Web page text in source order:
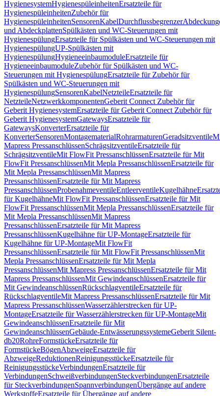
HygienesystemHygienespüleinheitenErsatzteile für
HygienespüleinheitenZubehör für
HygienespüleinheitenSensorenKabelDurchflussbegrenzer
und AbdeckplattenSpülkästen und WC-Steuerungen mit
HygienespülungErsatzteile für Spülkästen und WC-Steuerungen mit
HygienespülungUP-Spülkästen mit
HygienespülungHygieneeinbaumoduleErsatzteile für
HygieneeinbaumoduleZubehör für Spülkästen und WC-
Steuerungen mit HygienespülungErsatzteile für Zubehör für
Spülkästen und WC-Steuerungen mit
HygienespülungSensorenKabelNetzteileErsatzteile für
NetzteileNetzwerkkomponentenGeberit Connect Zubehör für
Geberit HygienesystemErsatzteile für Geberit Connect Zubehör für
Geberit HygienesystemGatewaysErsatzteile für
GatewaysKonverterErsatzteile für
KonverterSensorenMontagematerialRohrarmaturenGeradsitzventile
Mapress PressanschlüssenSchrägsitzventileErsatzteile für
SchrägsitzventileMit FlowFit PressanschlüssenErsatzteile für Mit
FlowFit PressanschlüssenMit Mepla PressanschlüssenErsatzteile für
Mit Mepla PressanschlüssenMit Mapress
PressanschlüssenErsatzteile für Mit Mapress
PressanschlüssenProbenahmeventileEntleerventileKugelhähne
für KugelhähneMit FlowFit PressanschlüssenErsatzteile für Mit
FlowFit PressanschlüssenMit Mepla PressanschlüssenErsatzteile für
Mit Mepla PressanschlüssenMit Mapress
PressanschlüssenErsatzteile für Mit Mapress
PressanschlüssenKugelhähne für UP-MontageErsatzteile für
Kugelhähne für UP-MontageMit FlowFit
PressanschlüssenErsatzteile für Mit FlowFit PressanschlüssenMit
Mepla PressanschlüssenErsatzteile für Mit Mepla
PressanschlüssenMit Mapress PressanschlüssenErsatzteile für Mit
Mapress PressanschlüssenMit GewindeanschlüssenErsatzteile für
Mit GewindeanschlüssenRückschlagventileErsatzteile für
RückschlagventileMit Mapress PressanschlüssenErsatzteile für Mit
Mapress PressanschlüssenWasserzählerstrecken für UP-
MontageErsatzteile für Wasserzählerstrecken für UP-MontageMit
GewindeanschlüssenErsatzteile für Mit
GewindeanschlüssenGebäude-EntwässerungssystemeGeberit Silent-
db20RohreFormstückeErsatzteile für
FormstückeBögenAbzweigeErsatzteile für
AbzweigeReduktionenReinigungsstückeErsatzteile für
ReinigungsstückeVerbindungenErsatzteile für
VerbindungenSchweißverbindungenSteckverbindungenErsatzteile
für SteckverbindungenSpannverbindungenÜbergänge auf andere
WerkstoffeErsatzteile für Übergänge auf andere